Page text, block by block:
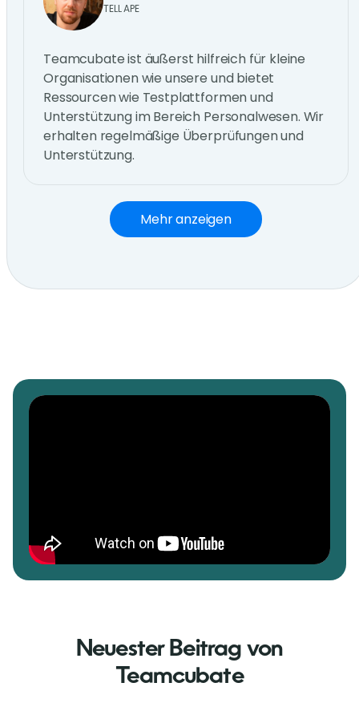
TELL APE
Teamcubate ist äußerst hilfreich für kleine
Organisationen wie unsere und bietet
Ressourcen wie Testplattformen und
Unterstützung im Bereich Personalwesen. Wir
erhalten regelmäßige Überprüfungen und
Unterstützung.
Mehr anzeigen
Neuester Beitrag von
Teamcubate